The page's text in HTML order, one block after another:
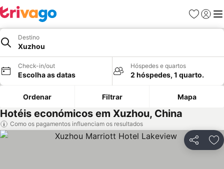
Favoritos
Iniciar
Destino
Xuzhou
Check-in/out
Escolha as datas
Hóspedes e quartos
2 hóspedes, 1 quarto.
Ordenar Filtrar Mapa
Hotéis económicos em Xuzhou, China
Como os pagamentos influenciam os resultados
Partilhar